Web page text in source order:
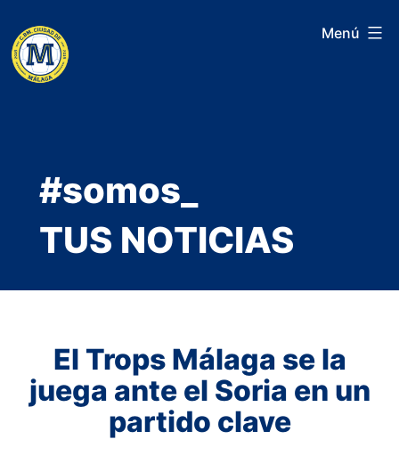
contenido
Menú
#somos_
TUS NOTICIAS
El Trops Málaga se la
juega ante el Soria en un
partido clave